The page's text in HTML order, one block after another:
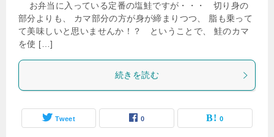
お弁当に入っている定番の塩鮭ですが・・・ 切り身の
部分よりも、 カマ部分の方が身が締まりつつ、 脂も乗って
て美味しいと思いませんか！？ ということで、 鮭のカマ
を使 […]
続きを読む
Tweet 0 0